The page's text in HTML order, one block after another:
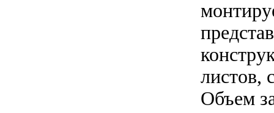
листов,
Объем